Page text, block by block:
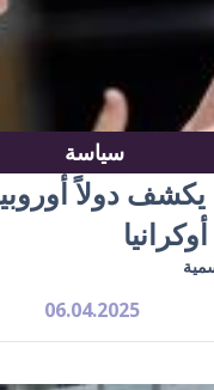
سياسة
يكشف دولاً
06.04.2025